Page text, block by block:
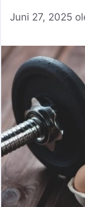
Juni 27, 2025